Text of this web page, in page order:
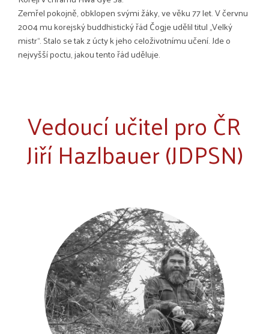
Zemřel pokojně, obklopen svými žáky, ve věku 77 let. V červnu
2004 mu korejský buddhistický řád Čogje udělil titul „Velký
mistr“. Stalo se tak z úcty k jeho celoživotnímu učení. Jde o
nejvyšší poctu, jakou tento řád uděluje.
Vedoucí učitel pro ČR
Jiří Hazlbauer (JDPSN)